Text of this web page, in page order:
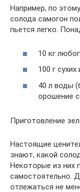
Например, по
солода самогон
пьется легко.
10 кг
100 г
40 л воды
орошение
Приготовление
Настоящие
знают, какой
Некоторые из них
самостоятельно.
отлежаться не